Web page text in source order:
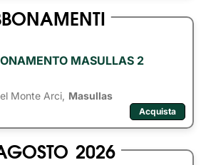
MASULLAS 2
Monte Arci, Masullas
Acquista
2026